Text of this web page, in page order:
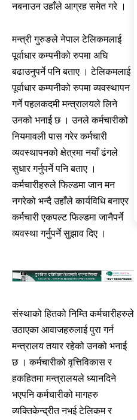
नबनाउन उहाँले आग्रह समेत गरे ।
मन्त्री गुरुङले नेपाल टेलिकमलाई
पूर्वाधार कम्पनीको रुपमा अघि
बढाउनुपर्ने पनि बताए । टेलिकमलाई
पूर्वाधार कम्पनीको रुपमा व्यवस्थापन
गर्ने पहलकदमी मन्त्रालयले लिने
उनको भनाई छ । उनले कर्मचारीको
नियमावली पास गरेर कर्मचारी
व्यवस्थापनको क्षेत्रमा नयाँ ढंगले
सुधार गर्नुपर्ने पनि बताए ।
कर्मचारीहरुले फिल्डमा जान मन
नगरेको भन्दै उहाँले कार्यविधि बनाएर
कर्मचारी एकपल्ट फिल्डमा जानैपर्ने
व्यवस्था गर्नुपर्ने सुझाव दिए ।
संस्थाको हितको निम्ति कर्मचारीहरुले
उठाएका आवाजहरुलाई पुरा गर्न
मन्त्रालय तयार रहेको उनको भनाई
छ । कर्मचारीको वृत्तिविकास र
हकहितमा मन्त्रालयले ध्यानदिने
भएपनि कर्मचारीको मागहरु
व्यक्तिकेन्द्रीत नभई टेलिकम र